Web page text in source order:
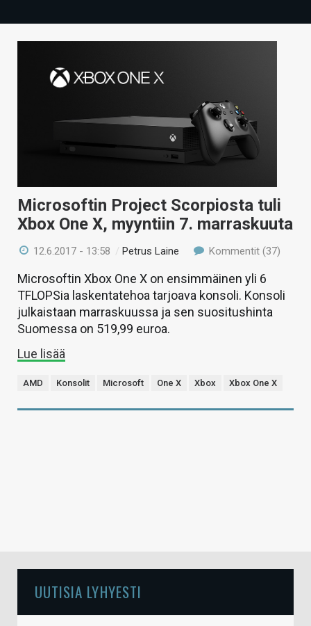
TECHBBS
VAIHDA TEEMA
HAKU
Microsoftin Project Scorpiosta tuli
Xbox One X, myyntiin 7. marraskuuta
12.6.2017 - 13:58 /Petrus Laine Kommentit (37)
Microsoftin Xbox One X on ensimmäinen yli 6
TFLOPSia laskentatehoa tarjoava konsoli. Konsoli
julkaistaan marraskuussa ja sen suositushinta
Suomessa on 519,99 euroa.
Lue lisää
AMD Konsolit Microsoft One X Xbox Xbox One X
UUTISIA LYHYESTI